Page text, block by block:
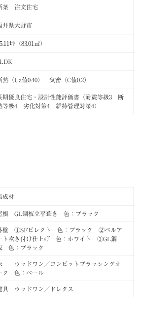
築 注文住宅
井県大野市
坪（83.01㎡）
熱（Ua値0.40） 気密（C値0.2）
期優良住宅・設計性能評価書（耐震等級3 断
等級4 劣化対策4 維持管理対策4）
成材
根 GL鋼板立平葺き 色：ブラック
壁 ①SFビレクト 色：ブラック ②ベルア
ト吹き付け仕上げ 色：ホワイト ③GL鋼
色：ブラック
ウッドワン／コンビットブラッシングオ
ク 色：ペール
具 ウッドワン／ドレタス